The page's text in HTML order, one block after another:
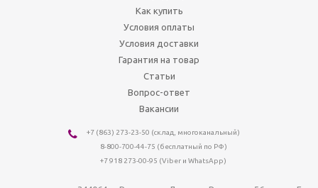
Как купить
Условия оплаты
Условия доставки
Гарантия на товар
Статьи
Вопрос-ответ
Вакансии
+7 (863) 273-23-50 (склад, многоканальный)
8-800-700-44-75 (бесплатный по РФ)
+7 918 273-00-95 (Viber и WhatsApp)